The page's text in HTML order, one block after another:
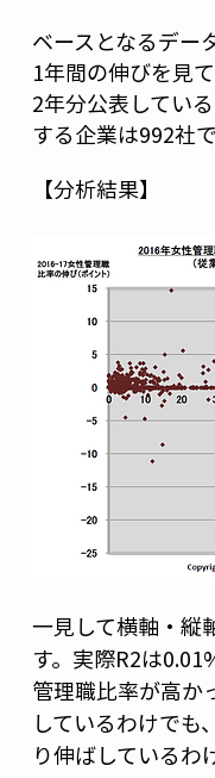
ベースとなるデー
1年間の伸びを見
2年分公表してい
する企業は992社で
【分析結果】
一見して横軸・縦
す。実際R2は
管理職比率が高か
しているわけでも
り伸ばしているわ